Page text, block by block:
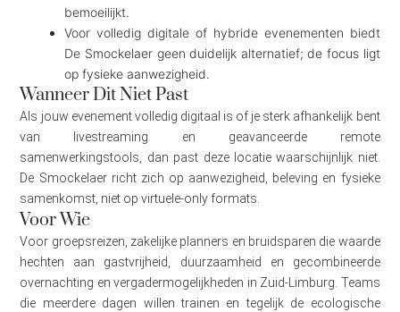
bemoeilijkt.
Voor volledig digitale of hybride evenementen biedt
De Smockelaer geen duidelijk alternatief; de focus ligt
op fysieke aanwezigheid.
Wanneer Dit Niet Past
Als jouw evenement volledig digitaal is of je sterk afhankelijk bent
van livestreaming en geavanceerde remote
samenwerkingstools, dan past deze locatie waarschijnlijk niet.
De Smockelaer richt zich op aanwezigheid, beleving en fysieke
samenkomst, niet op virtuele-only formats.
Voor Wie
Voor groepsreizen, zakelijke planners en bruidsparen die waarde
hechten aan gastvrijheid, duurzaamheid en gecombineerde
overnachting en vergadermogelijkheden in Zuid-Limburg. Teams
die meerdere dagen willen trainen en tegelijk de ecologische